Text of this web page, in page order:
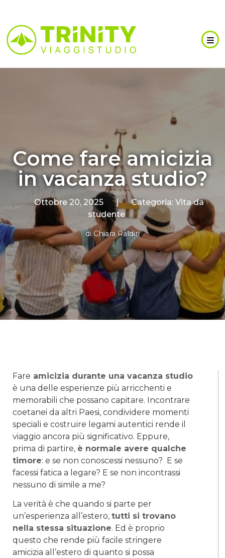
Come fare amicizia
in vacanza studio?
Ottobre 20, 2025 | Categoria: Vita da
studente
diChiara Raldiri
Fare amicizia durante una vacanza studio
è una delle esperienze più arricchenti e
memorabili che possano capitare. Incontrare
coetanei da altri Paesi, condividere momenti
speciali e costruire legami autentici rende il
viaggio ancora più significativo. Eppure,
prima di partire, è normale avere qualche
timore: e se non conoscessi nessuno? E se
facessi fatica a legare? E se non incontrassi
nessuno di simile a me?
La verità è che quando si parte per
un’esperienza all’estero, tutti si trovano
nella stessa situazione. Ed è proprio
questo che rende più facile stringere
amicizia all’estero di quanto si possa